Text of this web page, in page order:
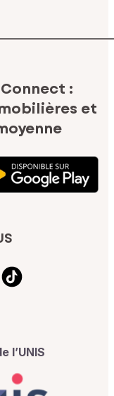
:
et
l’UNIS